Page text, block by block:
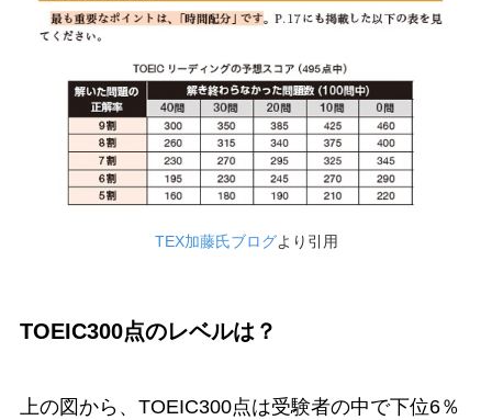
TEX加藤氏ブログより引用
TOEIC300点のレベルは？
上の図から、TOEIC300点は受験者の中で下位6％